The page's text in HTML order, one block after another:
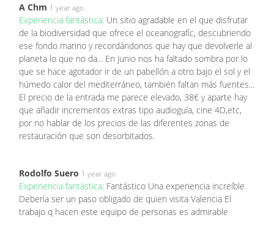
A Chm 1 year ago
Experiencia fantástica: Un sitio agradable en el que disfrutar
de la biodiversidad que ofrece el oceanografíc, descubriendo
ese fondo marino y recordándonos que hay que devolverle al
planeta lo que no da... En junio nos ha faltado sombra por lo
que se hace agotador ir de un pabellón a otro bajo el sol y el
húmedo calor del mediterráneo, también faltan más fuentes...
El precio de la entrada me parece elevado, 38€ y aparte hay
que añadir incrementos extras tipo audioguía, cine 4D,etc,
por no hablar de los precios de las diferentes zonas de
restauración que son desorbitados.
Rodolfo Suero 1 year ago
Experiencia fantástica: Fantástico Una experiencia increíble
Debería ser un paso obligado de quien visita Valencia El
trabajo q hacen este equipo de personas es admirable